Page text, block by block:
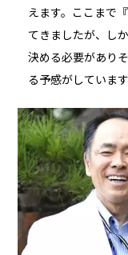
えます。ここまで
てきましたが、し
決める必要があり
る予感がしています